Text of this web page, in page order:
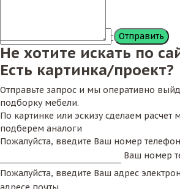
Сообщение
Не хотите искать по
Есть картинка/проект?
Отправьте запрос и мы оперативно
подборку мебели.
По картинке или эскизу сделаем расчет
подберем аналоги
Пожалуйста, введите Ваш номер
Ваш номер
Пожалуйста, введите Ваш адрес